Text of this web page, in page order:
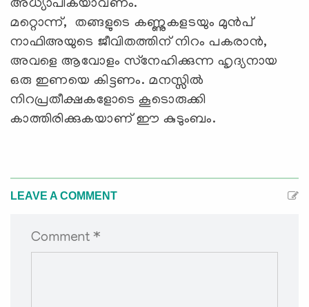
അധ്യാപികയാവണം.
മറ്റൊന്ന്, തങ്ങളുടെ കണ്ണുകളടയും മുന്‍പ്
നാഫിഅയുടെ ജീവിതത്തിന് നിറം പകരാന്‍,
അവളെ ആവോളം സ്‌നേഹിക്കുന്ന ഹൃദ്യനായ
ഒരു ഇണയെ കിട്ടണം. മനസ്സില്‍
നിറപ്രതീക്ഷകളോടെ കൂടൊരുക്കി
കാത്തിരിക്കുകയാണ് ഈ കുടുംബം.
LEAVE A COMMENT
Comment *